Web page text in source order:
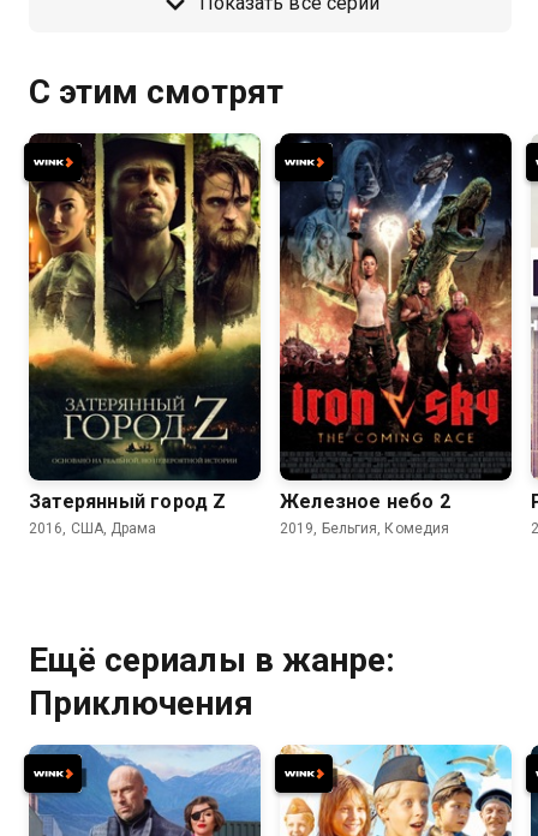
С этим смотрят
6.6 6.6
Затерянный город Z
2016, США, Драма
5.5 5.0
Железное небо 2
2019, Бельгия, Комедия
Ещё сериалы в жанре:
Приключения